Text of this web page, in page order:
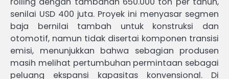
senilai USD 400 juta. Proyek ini menyasar segmen
baja bernilai tambah untuk konstruksi dan
otomotif, namun tidak disertai komponen transisi
emisi, menunjukkan bahwa sebagian produsen
masih melihat pertumbuhan permintaan sebagai
peluang ekspansi kapasitas konvensional. Di